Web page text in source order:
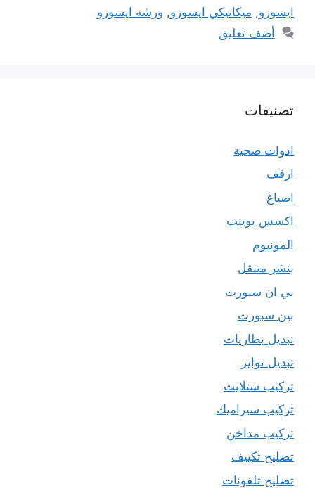
ايسوزو, ميكانيكي ايسوزو, ورشة ايسوزو
أضف تعليق
تصنيفات
ادوات صحية
ارفف
اصباغ
اكسس بوينت
المونيوم
بنشر متنقل
بي ان سبورت
بين سبورت
تبديل بطاريات
تبديل تواير
تركيب ستلايت
تركيب سيراميك
تركيب مداخن
تصليح تكييف
تصليح تلفونات